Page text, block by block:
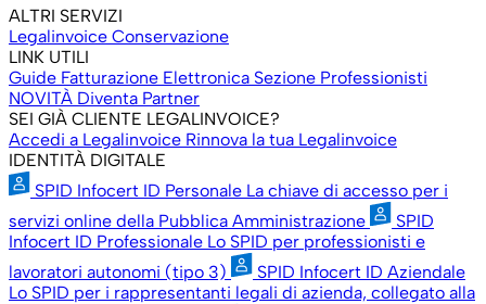
ALTRI SERVIZI
Legalinvoice Conservazione
LINK UTILI
Guide Fatturazione Elettronica Sezione Professionisti
NOVITÀ Diventa Partner
SEI GIÀ CLIENTE LEGALINVOICE?
Accedi a Legalinvoice Rinnova la tua Legalinvoice
IDENTITÀ DIGITALE
SPID Infocert ID Personale La chiave di accesso per i
servizi online della Pubblica Amministrazione
SPID
Infocert ID Professionale Lo SPID per professionisti e
lavoratori autonomi (tipo 3)
SPID Infocert ID Aziendale
Lo SPID per i rappresentanti legali di azienda, collegato alla